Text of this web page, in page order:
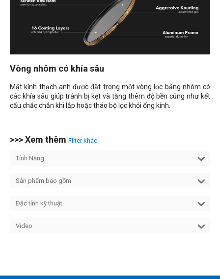
Vòng nhôm có khía sâu
Mặt kính thạch anh được đặt trong một vòng lọc bằng nhôm có
các khía sâu giúp tránh bị kẹt và tăng thêm độ bền cũng như kết
cấu chắc chắn khi lắp hoặc tháo bộ lọc khỏi ống kính.
>>> Xem thêm Filter khác
Tính Năng
Sản phẩm bao gồm
Đặc tính kỹ thuật
Video